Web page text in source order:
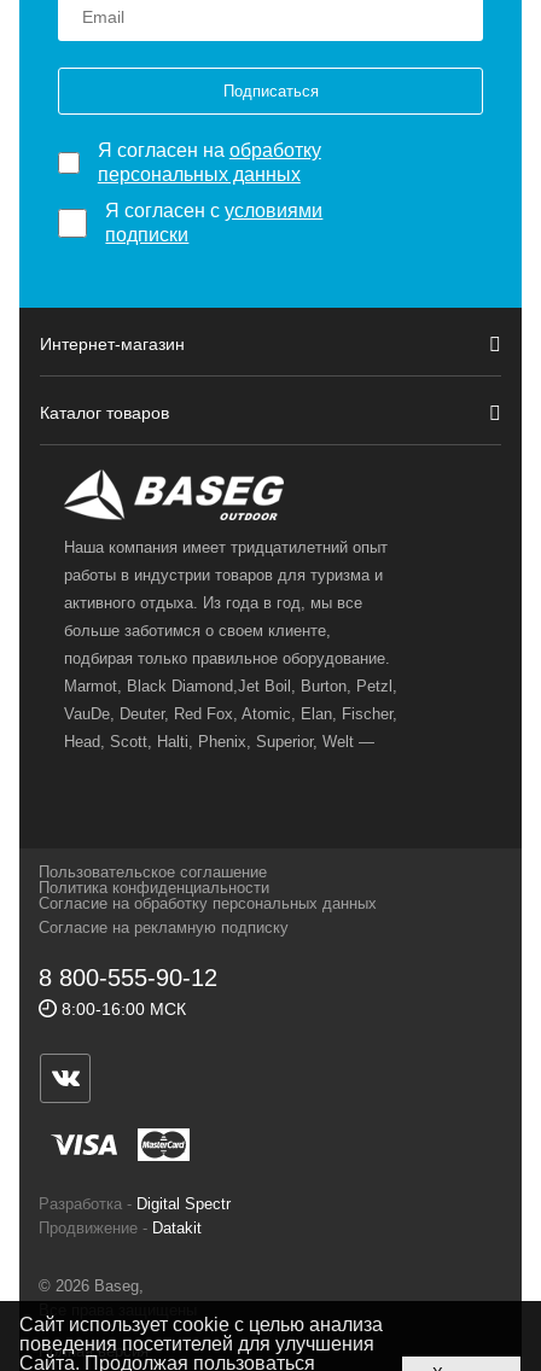
Подписаться
Я согласен на обработку
персональных данных
Я согласен сусловиями
подписки
Интернет-магазин
Каталог товаров
Наша компания имеет тридцатилетний опыт
работы в индустрии товаров для туризма и
активного отдыха. Из года в год, мы все
больше заботимся о своем клиенте,
подбирая только правильное оборудование.
Marmot, Black Diamond,Jet Boil, Burton, Petzl,
VauDe, Deuter, Red Fox, Atomic, Elan, Fischer,
Head, Scott, Halti, Phenix, Superior, Welt —
и взыскательных путешественников,
спортсменов и отдыхающих.
Геннадьевич
ИНН 590300057023 ОГРН 304590319000121
ул.Советская, 25, магазин Басег.
Тел./факс (342) 2101242
Пользовательское соглашение
Политика конфиденциальности
Согласие на обработку персональных данных
Согласие на рекламную подписку
8 800-555-90-12
8:00-16:00 МСК
Разработка - Digital Spectr
Продвижение - Datakit
© 2026 Baseg,
Полная версия
Сайт использует cookie с целью анализа
поведения посетителей для улучшения
Сайта. Продолжая пользоваться